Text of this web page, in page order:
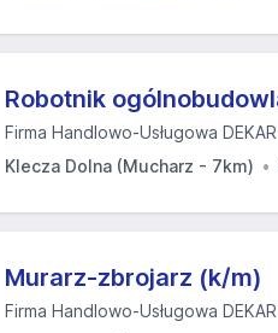
Robotnik
Firma Handlowo-Usługowa
Klecza Dolna (Mucharz - 7km)
Murarz-zbrojarz (k/m)
Firma Handlowo-Usługowa